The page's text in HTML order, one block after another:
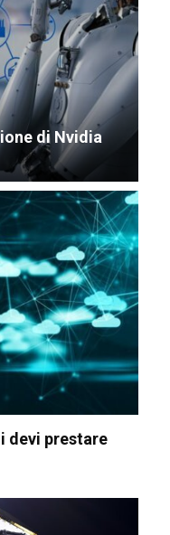
di Nvidia
devi prestare